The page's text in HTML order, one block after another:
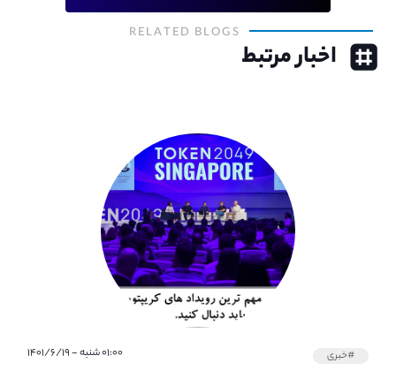
RELATED BLOGS
اخبار مرتبط
#خبری ۰۱:۰۰ شنبه - ۱۴۰۱/۶/۱۹